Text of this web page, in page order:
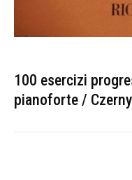
100 esercizi
pianoforte /